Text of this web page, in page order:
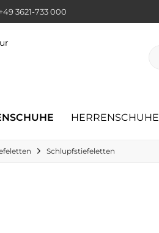
3621-733 000
HERRENSCHUHE
Schlupfstiefeletten